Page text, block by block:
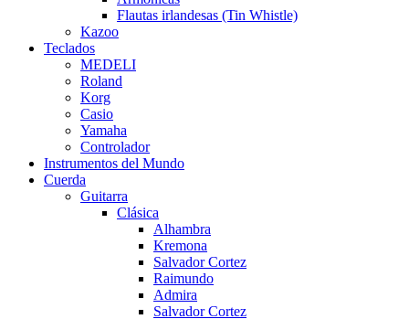
Flautas irlandesas (Tin Whistle)
Kazoo
Teclados
MEDELI
Roland
Korg
Casio
Yamaha
Controlador
Instrumentos del Mundo
Cuerda
Guitarra
Clásica
Alhambra
Kremona
Salvador Cortez
Raimundo
Admira
Salvador Cortez